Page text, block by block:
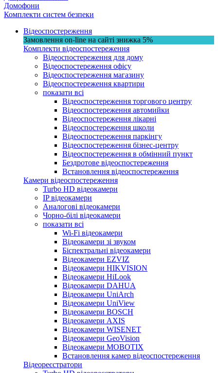
Домофони
Комплекти систем безпеки
Відеоспостереження
Замовлення on-line на сайті знижка 5%
Комплекти відеоспостереження
Відеоспостереження для дому
Відеоспостереження офісу
Відеоспостереження магазину
Відеоспостереження квартири
показати всі
Відеоспостереження торгового центру
Відеоспостереження автомийки
Відеоспостереження лікарні
Відеоспостереження школи
Відеоспостереження паркінгу
Відеоспостереження бізнес-центру
Відеоспостереження в обмінний пункт
Бездротове відеоспостереження
Встановлення відеоспостереження
Камери відеоспостереження
Turbo HD відеокамери
IP відеокамери
Аналогові відеокамери
Чорно-білі відеокамери
показати всі
Wi-Fi відеокамери
Відеокамери зі звуком
Біспектральні відеокамери
Відеокамери EZVIZ
Відеокамери HIKVISION
Відеокамери HiLook
Відеокамери DAHUA
Відеокамери UniArch
Відеокамери UniView
Відеокамери BOSCH
Відеокамери AXIS
Відеокамери WISENET
Відеокамери GeoVision
Відеокамери MOBOTIX
Встановлення камер відеоспостереження
Відеореєстратори